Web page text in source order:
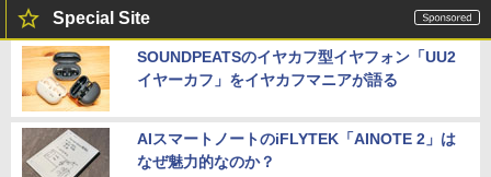
Special Site
SOUNDPEATSのイヤカフ型イヤフォン「UU2
イヤーカフ」をイヤカフマニアが語る
AIスマートノートのiFLYTEK「AINOTE 2」は
なぜ魅力的なのか？